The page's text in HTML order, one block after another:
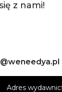
z nami!
Adres